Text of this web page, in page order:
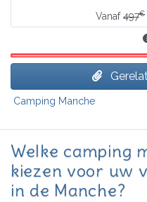
Vanaf497€
Camping Manche
Welke camping
kiezen voor uw
in de Manche?